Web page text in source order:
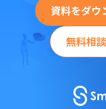
資料をダウ
無料相